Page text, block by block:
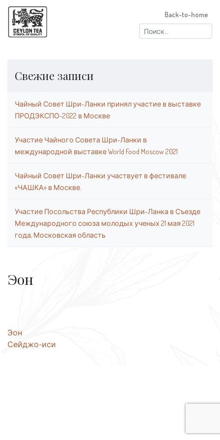
Найти:
Back-to-home
Свежие записи
Чайный Совет Шри-Ланки принял участие в выставке
ПРОДЭКСПО-2022 в Москве
Участие Чайного Совета Шри-Ланки в
международной выставке World Food Moscow 2021
Чайный Совет Шри-Ланки участвует в фестивале
«ЧАШКА» в Москве.
Участие Посольства Республики Шри-Ланка в Съезде
Международного союза молодых ученых 21 мая 2021
года, Московская область
Эон
Навигация
по
Эон
Сейджо-иси